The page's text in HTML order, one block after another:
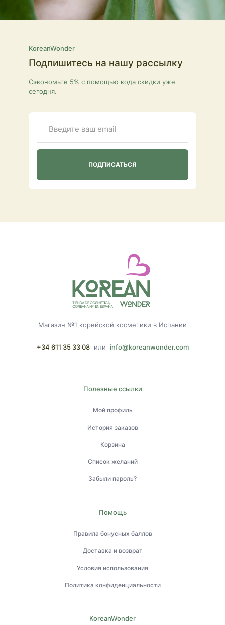
KoreanWonder
Подпишитесь на нашу рассылку
Сэкономьте 5% с помощью кода скидки уже
сегодня.
Магазин №1 корейской косметики в Испании
+34 611 35 33 08 или info@koreanwonder.com
Полезные ссылки
Мой профиль
История заказов
Корзина
Список желаний
Забыли пароль?
Помощь
Правила бонусных баллов
Доставка и возврат
Условия использования
Политика конфиденциальности
KoreanWonder